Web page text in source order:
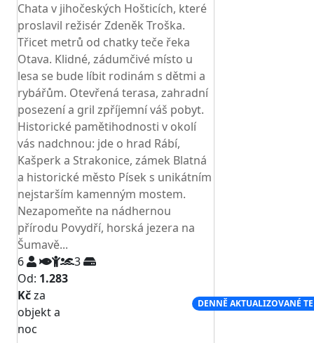
Chata v jihočeských Hošticích, které
proslavil režisér Zdeněk Troška.
Třicet metrů od chatky teče řeka
Otava. Klidné, zádumčivé místo u
lesa se bude líbit rodinám s dětmi a
rybářům. Otevřená terasa, zahradní
posezení a gril zpříjemní váš pobyt.
Historické pamětihodnosti v okolí
vás nadchnou: jde o hrad Rábí,
Kašperk a Strakonice, zámek Blatná
a historické město Písek s unikátním
nejstarším kamenným mostem.
Nezapomeňte na nádhernou
přírodu Povydří, horská jezera na
Šumavě...
6
3
Od: 1.283
Kčza
objekt a
noc
DENNĚ AKTUALIZOVANÉ